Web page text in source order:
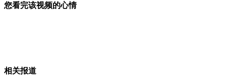
重庆男子身绑11个氢气球飞千余米高
您看完该视频的心情
相关报道